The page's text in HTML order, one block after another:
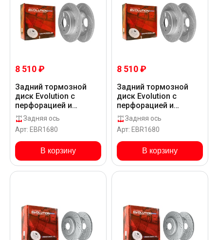
8 510 ₽
Задний тормозной
диск Evolution с
перфорацией и
насечками, в
покрытии GEOMET для
Mercedes-Benz C 160
W205
Задняя ось
Арт: EBR1680
В корзину
8 510 ₽
Задний тормозной
диск Evolution с
перфорацией и
насечками, в
покрытии GEOMET для
Mercedes-Benz C 180
205.040 SDN
Задняя ось
Арт: EBR1680
В корзину